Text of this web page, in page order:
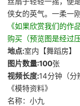
侠女的英气。一柔一
《如果欣赏我们的作
购买（预览图是经过
地点:室内【舞蹈房】
图片数量:100张
视频长度:14分钟（分
《模特资料》
名称：小九